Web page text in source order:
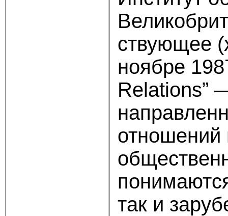
ствующее
ноябре
Relations”
отношений
так и